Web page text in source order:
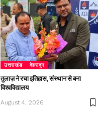
उत्तराखंड देहरादून
तुलाज़ ने रचा इतिहास, संस्थान से बना
विश्वविद्यालय
August 4, 2026